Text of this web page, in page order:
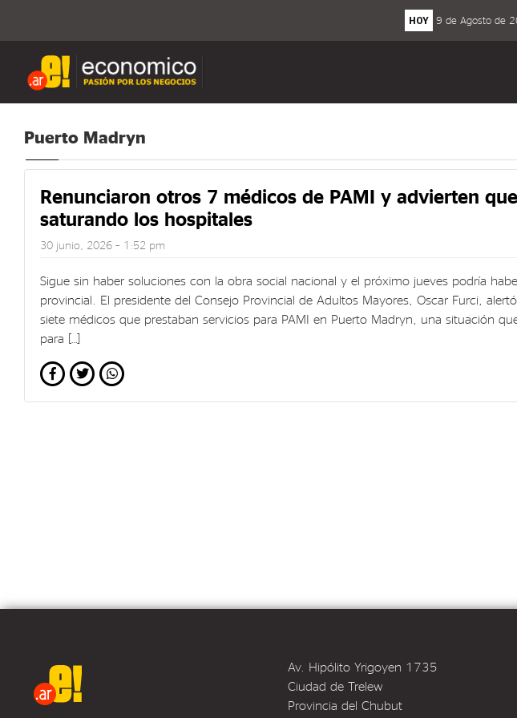
HOY 9 de Agosto de
Puerto Madryn
Renunciaron otros 7 médicos de PAMI y advierten
saturando los hospitales
30 junio, 2026 – 1:52 pm
Sigue sin haber soluciones con la obra social nacional y el próximo jueves podría
provincial. El presidente del Consejo Provincial de Adultos Mayores, Oscar Furci,
siete médicos que prestaban servicios para PAMI en Puerto Madryn, una situación
para […]
Av. Hipólito Yrigoyen 1735
Ciudad de Trelew
Provincia del Chubut